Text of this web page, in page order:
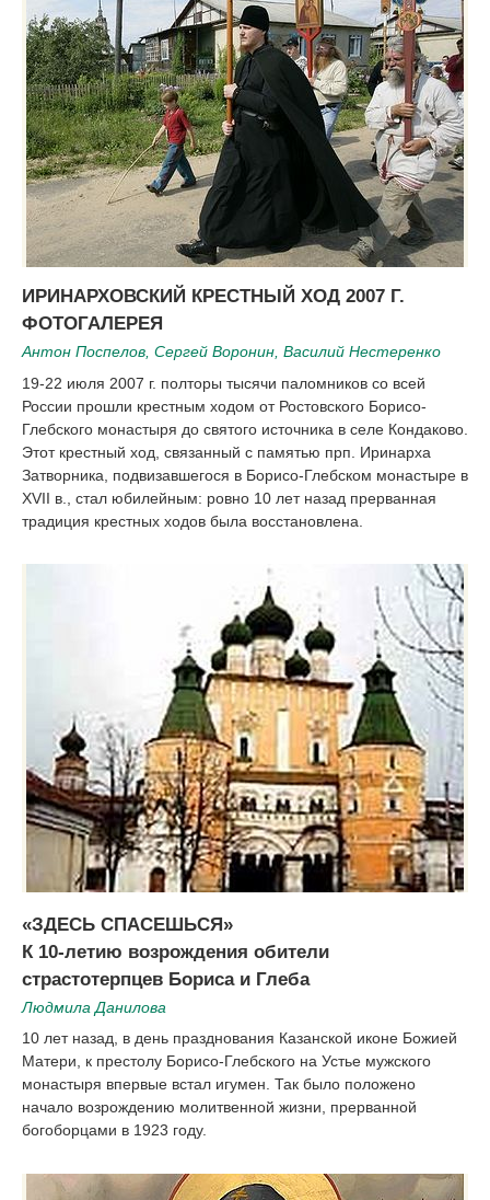
ИРИНАРХОВСКИЙ КРЕСТНЫЙ ХОД 2007 Г.
ФОТОГАЛЕРЕЯ
Антон Поспелов, Сергей Воронин, Василий Нестеренко
19-22 июля 2007 г. полторы тысячи паломников со всей
России прошли крестным ходом от Ростовского Борисо-
Глебского монастыря до святого источника в селе Кондаково.
Этот крестный ход, связанный с памятью прп. Иринарха
Затворника, подвизавшегося в Борисо-Глебском монастыре в
XVII в., стал юбилейным: ровно 10 лет назад прерванная
традиция крестных ходов была восстановлена.
«ЗДЕСЬ СПАСЕШЬСЯ»
К 10-летию возрождения обители
страстотерпцев Бориса и Глеба
Людмила Данилова
10 лет назад, в день празднования Казанской иконе Божией
Матери, к престолу Борисо-Глебского на Устье мужского
монастыря впервые встал игумен. Так было положено
начало возрождению молитвенной жизни, прерванной
богоборцами в 1923 году.